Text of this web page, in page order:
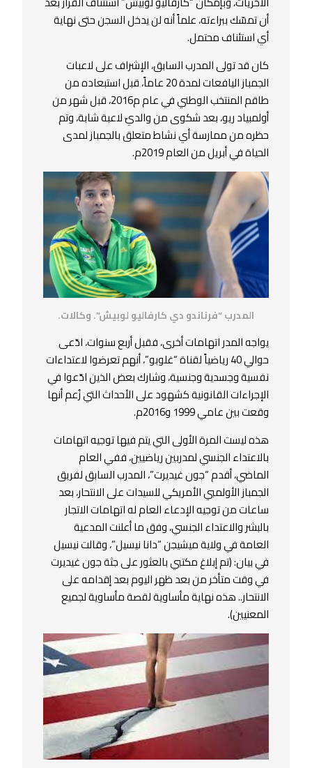
أن تمسّك ببراءته، علماً أنه لن يدخل السجن حتى نهاية
أي استئناف محتمل.
كان قد تولى المدرب السابق، الإشراف على لاعبات
الجمباز اليافعات لمدة 20 عاماً، قبل استبعاده من
طاقم المنتخب الوطني في عام م2016، قبل شهر من
أولمبياد ريو، بعد شكوى من والديّ لاعبة شابة، وتم
حظره من ممارسة أي نشاط متعلق بالجمباز لمدى
الحياة في أبريل من العام 2019م.
المدرب “فرناندو دي كارفاليو لوبيش”. وكالات.
يواجه المدر اتهامات أخرى، فقبل أربع سنوات، ادّعى
حوالي 40 رياضياً لقناة “غلوبو”، أنهم تعرضوا لاعتداءات
نفسية وجسدية وجنسية، وشارك بعض الذين ادّعوا في
الإجراءات القانونية كشهود على الأحداث التي زُعم أنها
وقعت بين عامي 1999 و2016م.
هذه ليست المرة الأولى التي يتم فيها توجيه اتهامات
بالاعتداء الجنسي لمدربين رياضيين، ففي العام
الماضي، أقدم “جون غيديرت”، المدرب السابق لفريق
الجمباز الأولمبي الأمريكي للسيدات على الانتحار، بعد
ساعات من توجيه الإدعاء العام له اتهامات الاتجار
بالبشر والاعتداء الجنسي، وفق ما أعلنت المدعية
العامة في ولاية ميشيجن “دانا نيسيل”، وقالت نيسيل
في بيان: (تم إبلاغ مكتبي بالعثور على جثة جون غيديرت
في وقت متأخر من بعد ظهر اليوم بعد إقدامه على
الانتحار.. هذه نهاية مأساوية لقصة مأساوية لجميع
المعنيين).